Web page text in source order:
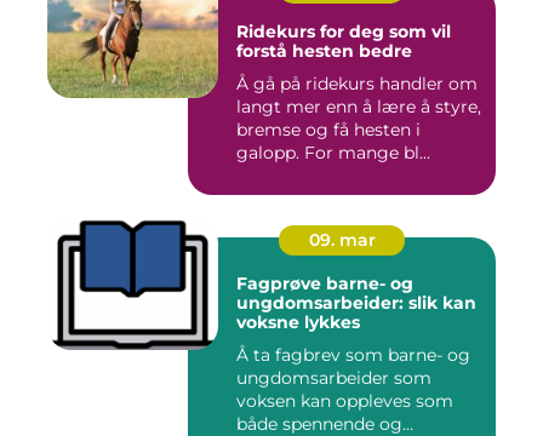
Ridekurs for deg som vil
forstå hesten bedre
Å gå på ridekurs handler om
langt mer enn å lære å styre,
bremse og få hesten i
galopp. For mange bl...
09. mar
Fagprøve barne- og
ungdomsarbeider: slik kan
voksne lykkes
Å ta fagbrev som barne- og
ungdomsarbeider som
voksen kan oppleves som
både spennende og